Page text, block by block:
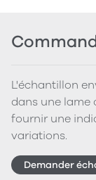
L'échantillon
dans une lame
fournir une
variations.
Demander